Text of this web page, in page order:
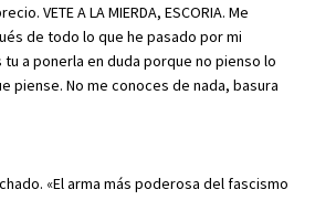
VETE A LA MIERDA, ESCORIA. Me
de todo lo que he pasado por mi
a ponerla en duda porque no pienso lo
piense. No me conoces de nada, basura
«El arma más poderosa del fascismo